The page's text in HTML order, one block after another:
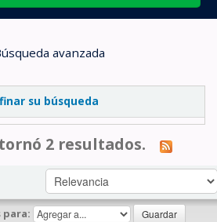
avanzada
su búsqueda
2 resultados.